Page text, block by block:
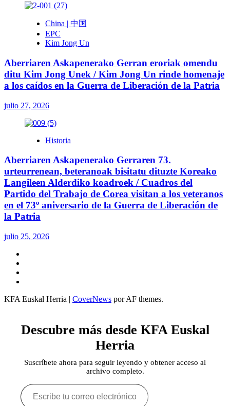
China | 中国
EPC
Kim Jong Un
Aberriaren Askapenerako Gerran eroriak omendu
ditu Kim Jong Unek / Kim Jong Un rinde homenaje
a los caídos en la Guerra de Liberación de la Patria
julio 27, 2026
Historia
Aberriaren Askapenerako Gerraren 73.
urteurrenean, beteranoak bisitatu dituzte Koreako
Langileen Alderdiko koadroek / Cuadros del
Partido del Trabajo de Corea visitan a los veteranos
en el 73º aniversario de la Guerra de Liberación de
la Patria
julio 25, 2026
KFA Euskal Herria | CoverNews por AF themes.
Descubre más desde KFA Euskal
Herria
Suscríbete ahora para seguir leyendo y obtener acceso al
archivo completo.
Escribe
tu